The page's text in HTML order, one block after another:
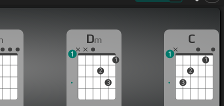
Dm
2
3
1
1
C
3
2
1
1